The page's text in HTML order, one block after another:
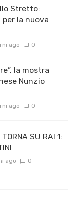
Stretto:
per la nuova
ago 0
la mostra
Nunzio
ago 0
SU RAI 1:
ago 0